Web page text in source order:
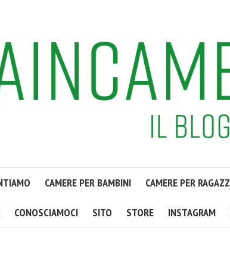
CAMERE PER BAMBINI CAMERE PER
CONOSCIAMOCI SITO STORE INSTAGRAM